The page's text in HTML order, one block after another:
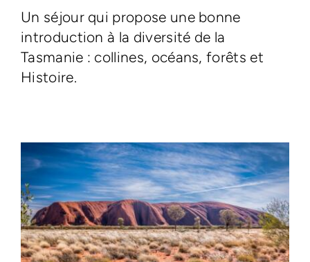
Un séjour qui propose une bonne
introduction à la diversité de la
Tasmanie : collines, océans, forêts et
Histoire.